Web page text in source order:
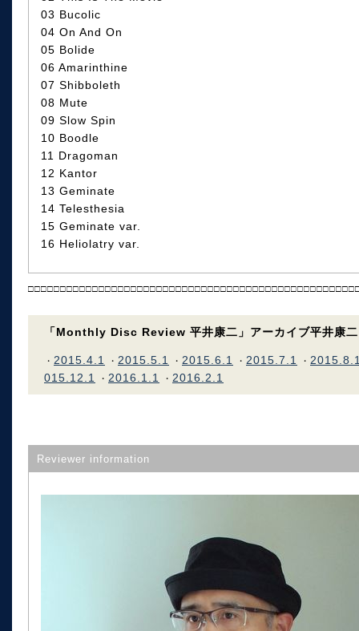
03 Bucolic
04 On And On
05 Bolide
06 Amarinthine
07 Shibboleth
08 Mute
09 Slow Spin
10 Boodle
11 Dragoman
12 Kantor
13 Geminate
14 Telesthesia
15 Geminate var.
16 Heliolatry var.
「Monthly Disc Review 平井康二」アーカイブ平井康二
・ 2015.4.1 ・ 2015.5.1 ・ 2015.6.1 ・ 2015.7.1 ・
015.12.1
・ 2016.1.1 ・ 2016.2.1
Reviewer information